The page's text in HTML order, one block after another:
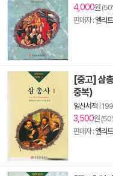
4,000원
판매자 :엘리
[중고] 삼
중복)
일신서적
3,500원
판매자 :엘리